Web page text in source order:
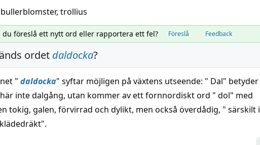
bullerblomster, trollius
du föreslå ett nytt ord eller rapportera ett fel? Föreslå Feedback
ordet daldocka?
" daldocka" syftar möjligen på växtens utseende: " Dal" betyder
inte dalgång, utan kommer av ett fornnordiskt ord " dol" med
tokig, galen, förvirrad och dylikt, men också överdådig, " särskilt i